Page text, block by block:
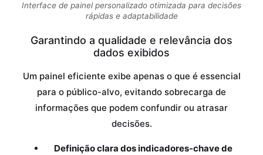
Interface de painel personalizado otimizada para decisões
rápidas e adaptabilidade
Garantindo a qualidade e relevância dos
dados exibidos
Um painel eficiente exibe apenas o que é essencial
para o público-alvo, evitando sobrecarga de
informações que podem confundir ou atrasar
decisões.
Definição clara dos indicadores-chave de